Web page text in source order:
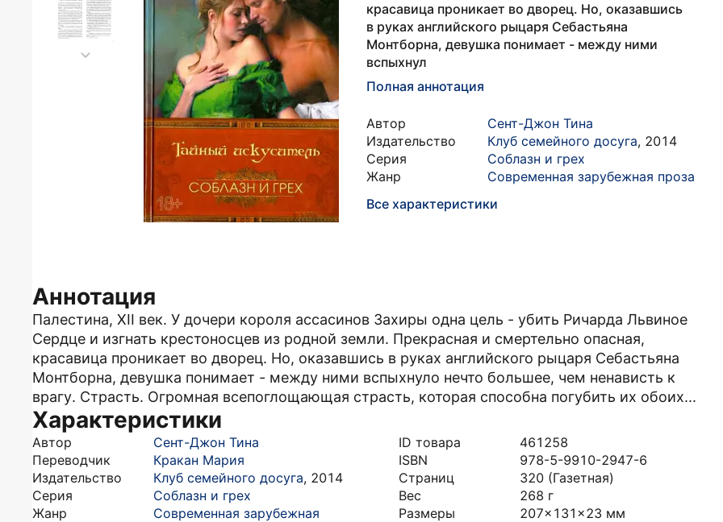
красавица проникает во дворец. Но, оказавшись
в руках английского рыцаря Себастьяна
Монтборна, девушка понимает - между ними
вспыхнул
Полная аннотация
Автор
Сент-Джон Тина
Издательство
Клуб семейного досуга, 2014
Серия
Соблазн и грех
Жанр
Современная зарубежная проза
Все характеристики
Аннотация
Палестина, XII век. У дочери короля ассасинов Захиры одна цель - убить Ричарда Львиное
Сердце и изгнать крестоносцев из родной земли. Прекрасная и смертельно опасная,
красавица проникает во дворец. Но, оказавшись в руках английского рыцаря Себастьяна
Монтборна, девушка понимает - между ними вспыхнуло нечто большее, чем ненависть к
врагу. Страсть. Огромная всепоглощающая страсть, которая способна погубить их обоих...
Характеристики
Автор
Сент-Джон Тина
Переводчик
Кракан Мария
Издательство
Клуб семейного досуга, 2014
Серия
Соблазн и грех
Жанр
Современная зарубежная
ID товара
461258
ISBN
978-5-9910-2947-6
Страниц
320 (Газетная)
Вес
268 г
Размеры
207x131x23 мм